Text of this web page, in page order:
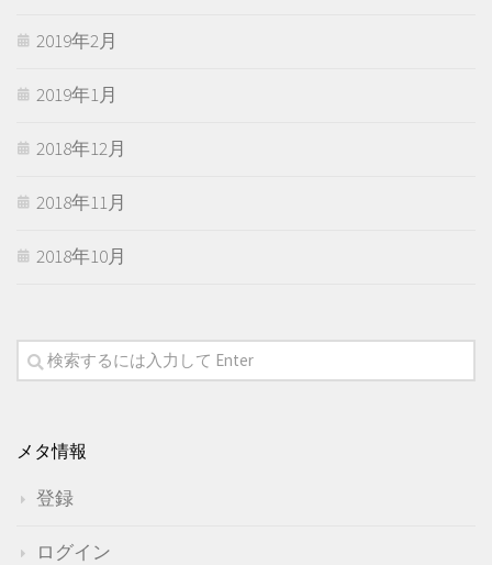
2019年2月
2019年1月
2018年12月
2018年11月
2018年10月
メタ情報
登録
ログイン